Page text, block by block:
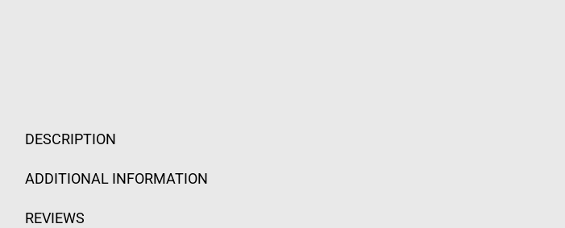
DESCRIPTION
ADDITIONAL INFORMATION
REVIEWS